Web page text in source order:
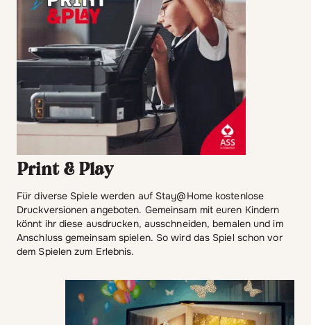
Print & Play
Für diverse Spiele werden auf Stay@Home kostenlose
Druckversionen angeboten. Gemeinsam mit euren Kindern
könnt ihr diese ausdrucken, ausschneiden, bemalen und im
Anschluss gemeinsam spielen. So wird das Spiel schon vor
dem Spielen zum Erlebnis.